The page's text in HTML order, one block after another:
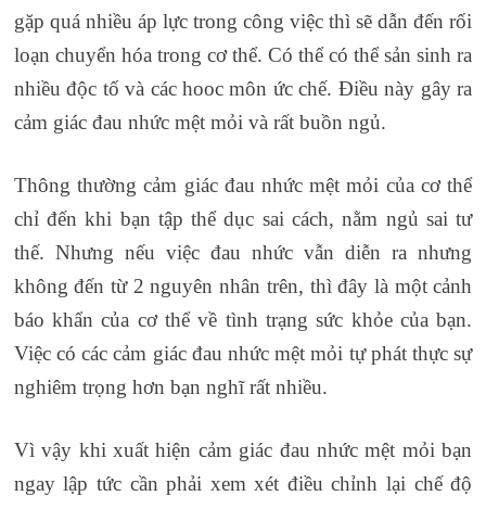
gặp quá nhiều áp lực trong công việc thì sẽ dẫn đến rối
loạn chuyển hóa trong cơ thể. Có thể có thể sản sinh ra
nhiều độc tố và các hooc môn ức chế. Điều này gây ra
cảm giác đau nhức mệt mỏi và rất buồn ngủ.
Thông thường cảm giác đau nhức mệt mỏi của cơ thể
chỉ đến khi bạn tập thể dục sai cách, nằm ngủ sai tư
thế. Nhưng nếu việc đau nhức vẫn diễn ra nhưng
không đến từ 2 nguyên nhân trên, thì đây là một cảnh
báo khẩn của cơ thể về tình trạng sức khỏe của bạn.
Việc có các cảm giác đau nhức mệt mỏi tự phát thực sự
nghiêm trọng hơn bạn nghĩ rất nhiều.
Vì vậy khi xuất hiện cảm giác đau nhức mệt mỏi bạn
ngay lập tức cần phải xem xét điều chỉnh lại chế độ